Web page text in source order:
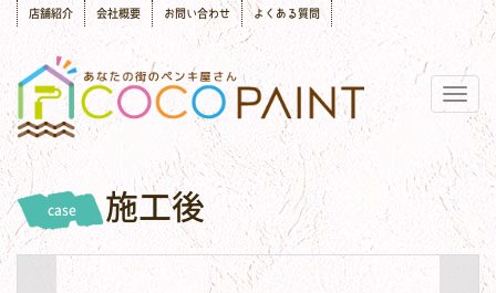
店舗紹介 会社概要 お問い合わせ よくある質問
case 施工後